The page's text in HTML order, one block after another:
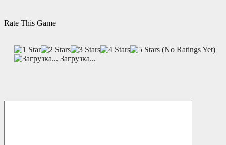
Rate This Game
(No Ratings Yet)
Загрузка...